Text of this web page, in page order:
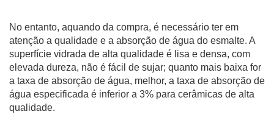
No entanto, aquando da compra, é necessário ter em
atenção a qualidade e a absorção de água do esmalte. A
superfície vidrada de alta qualidade é lisa e densa, com
elevada dureza, não é fácil de sujar; quanto mais baixa for
a taxa de absorção de água, melhor, a taxa de absorção de
água especificada é inferior a 3% para cerâmicas de alta
qualidade.